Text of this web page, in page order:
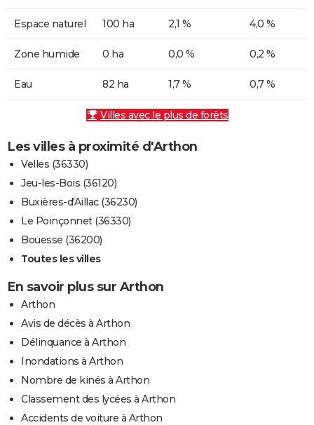
Espace naturel 100 ha 2,1 % 4,0 %
Zone humide 0 ha 0,0 % 0,2 %
Eau 82 ha 1,7 % 0,7 %
Villes avec le plus de forêts
Les villes à proximité d'Arthon
Velles (36330)
Jeu-les-Bois (36120)
Buxières-d'Aillac (36230)
Le Poinçonnet (36330)
Bouesse (36200)
Toutes les villes
En savoir plus sur Arthon
Arthon
Avis de décès à Arthon
Délinquance à Arthon
Inondations à Arthon
Nombre de kinés à Arthon
Classement des lycées à Arthon
Accidents de voiture à Arthon